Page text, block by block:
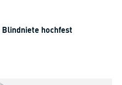
Blindniete hochfest